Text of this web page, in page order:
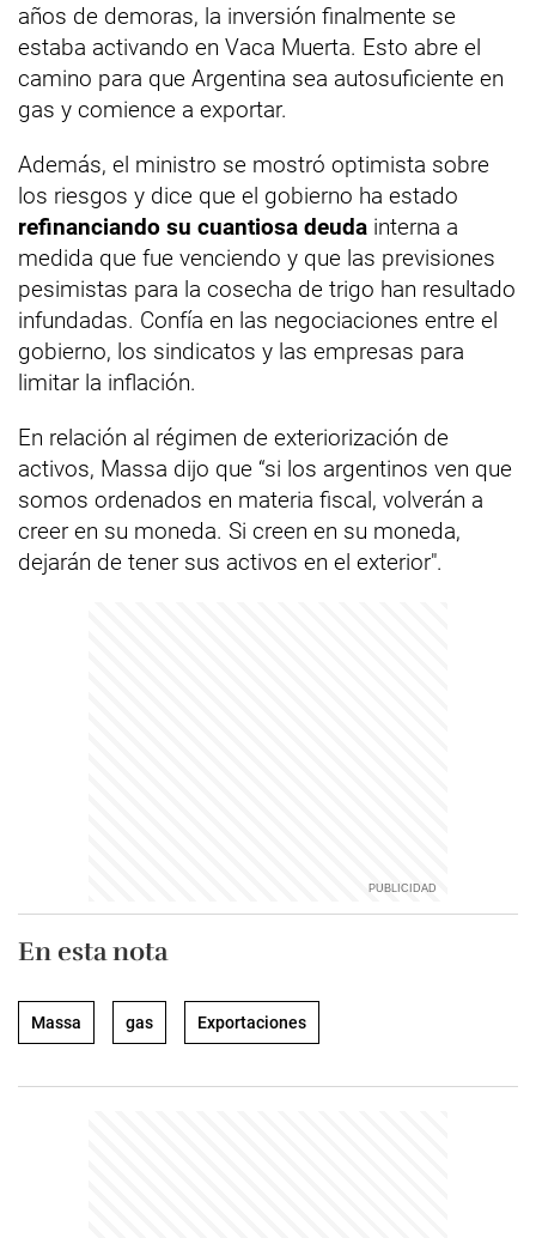
años de demoras, la inversión finalmente se
estaba activando en Vaca Muerta. Esto abre el
camino para que Argentina sea autosuficiente en
gas y comience a exportar.
Además, el ministro se mostró optimista sobre
los riesgos y dice que el gobierno ha estado
refinanciando su cuantiosa deuda interna a
medida que fue venciendo y que las previsiones
pesimistas para la cosecha de trigo han resultado
infundadas. Confía en las negociaciones entre el
gobierno, los sindicatos y las empresas para
limitar la inflación.
En relación al régimen de exteriorización de
activos, Massa dijo que “si los argentinos ven que
somos ordenados en materia fiscal, volverán a
creer en su moneda. Si creen en su moneda,
dejarán de tener sus activos en el exterior".
En esta nota
Massa gas Exportaciones